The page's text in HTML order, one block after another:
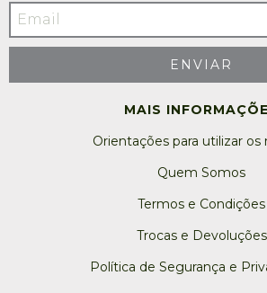
MAIS
Orientações para utilizar os
Quem Somos
Termos e Condições
Trocas e Devoluções
Política de Segurança e